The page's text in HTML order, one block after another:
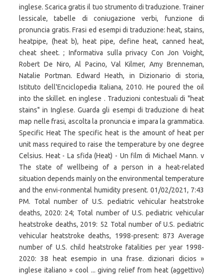
inglese. Scarica gratis il tuo strumento di traduzione. Trainer
lessicale, tabelle di coniugazione verbi, funzione di
pronuncia gratis. Frasi ed esempi di traduzione: heat, stains,
heatpipe, (heat b), heat pipe, define heat, canned heat,
cheat sheet. ; Informativa sulla privacy Con Jon Voight,
Robert De Niro, Al Pacino, Val Kilmer, Amy Brenneman,
Natalie Portman. Edward Heath, in Dizionario di storia,
Istituto dell'Enciclopedia Italiana, 2010. He poured the oil
into the skillet. en inglese . Traduzioni contestuali di "heat
stains" in Inglese. Guarda gli esempi di traduzione di heat
map nelle frasi, ascolta la pronuncia e impara la grammatica.
Specific Heat The specific heat is the amount of heat per
unit mass required to raise the temperature by one degree
Celsius. Heat - La sfida (Heat) - Un film di Michael Mann. v
The state of wellbeing of a person in a heat-related
situation depends mainly on the environmental temperature
and the envi-ronmental humidity present. 01/02/2021, 7:43
PM. Total number of U.S. pediatric vehicular heatstroke
deaths, 2020: 24; Total number of U.S. pediatric vehicular
heatstroke deaths, 2019: 52 Total number of U.S. pediatric
vehicular heatstroke deaths, 1998-present: 873 Average
number of U.S. child heatstroke fatalities per year 1998-
2020: 38 heat esempio in una frase. dizionari dicios »
inglese italiano » cool ... giving relief from heat (aggettivo)